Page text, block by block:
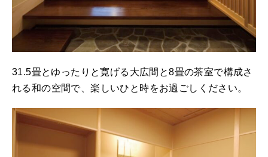
31.5畳とゆったりと寛げる大広間と8畳の茶室で構成さ
れる和の空間で、楽しいひと時をお過ごしください。